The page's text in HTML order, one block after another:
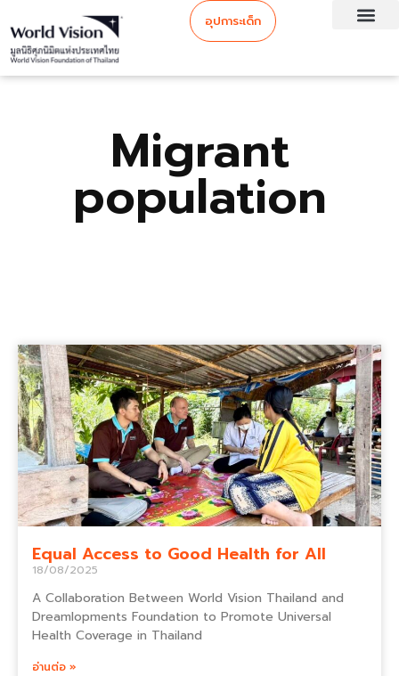
อุปการะเด็ก
Migrant
population
Equal Access to Good Health for All
18/08/2025
A Collaboration Between World Vision Thailand and
Dreamlopments Foundation to Promote Universal
Health Coverage in Thailand
อ่านต่อ »